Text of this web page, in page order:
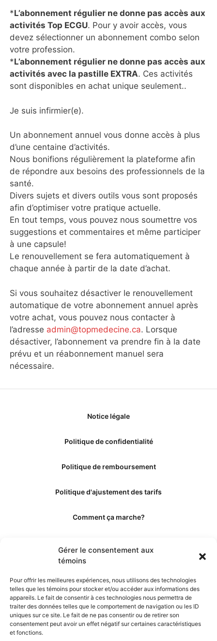
Gérer le consentement aux
témoins
Pour offrir les meilleures expériences, nous utilisons des technologies
telles que les témoins pour stocker et/ou accéder aux informations des
appareils. Le fait de consentir à ces technologies nous permettra de
traiter des données telles que le comportement de navigation ou les ID
uniques sur ce site. Le fait de ne pas consentir ou de retirer son
consentement peut avoir un effet négatif sur certaines caractéristiques
et fonctions.
*L’abonnement régulier ne donne pas accès aux
activités Top ECGU. Pour y avoir accès, vous
devez sélectionner un abonnement combo selon
votre profession.
*L’abonnement régulier ne donne pas accès aux
activités avec la pastille EXTRA. Ces activités
sont disponibles en achat unique seulement..
Je suis infirmier(e).
Un abonnement annuel vous donne accès à plus
d’une centaine d’activités.
Nous bonifions régulièrement la plateforme afin
de répondre aux besoins des professionnels de la
santé.
Divers sujets et divers outils vous sont proposés
afin d’optimiser votre pratique actuelle.
En tout temps, vous pouvez nous soumettre vos
suggestions et commentaires et même participer
à une capsule!
Le renouvellement se fera automatiquement à
chaque année à partir de la date d’achat.
Si vous souhaitez désactiver le renouvellement
automatique de votre abonnement annuel après
votre achat, vous pouvez nous contacter à
l’adresse admin@topmedecine.ca. Lorsque
désactiver, l’abonnement va prendre fin à la date
prévu et un réabonnement manuel sera
nécessaire.
Notice légale
Politique de confidentialité
Politique de remboursement
Politique d'ajustement des tarifs
Comment ça marche?
Les éditeurs
Les experts et collaborateurs